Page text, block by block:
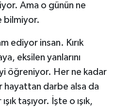
Ama o günün ne
bilmiyor.
ediyor insan. Kırık
eksilen yanlarını
öğreniyor. Her ne kadar
hayattan darbe alsa da
taşıyor. İşte o ışık,